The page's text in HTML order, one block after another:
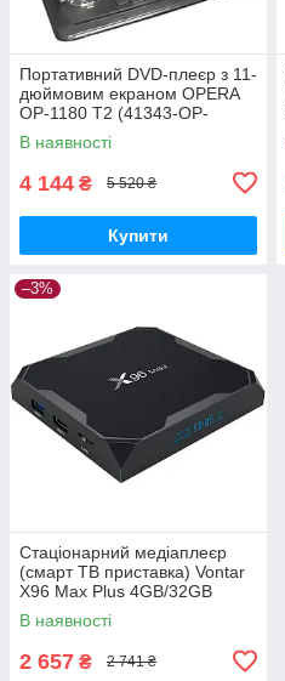
Портативний DVD-плеєр з 11-
дюймовим екраном OPERA
OP-1180 T2 (41343-OP-
1180_2772)
В наявності
4 144 ₴ 5 520 ₴
Купити
–3%
Стаціонарний медіаплеєр
(смарт ТВ приставка) Vontar
X96 Max Plus 4GB/32GB
чорний (X96 Max Plus
(4/32)_1799)
В наявності
2 657 ₴ 2 741 ₴